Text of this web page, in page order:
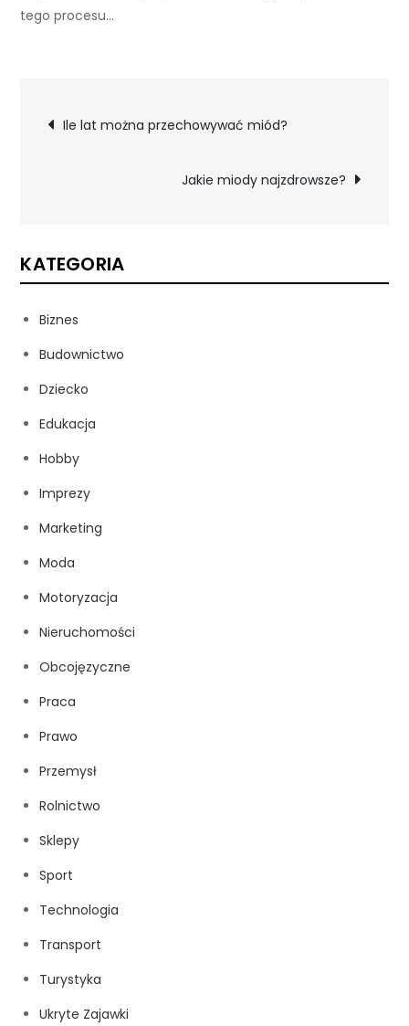
tego procesu…
Nawigacja
Ile lat można przechowywać miód?
Jakie miody najzdrowsze?
KATEGORIA
Biznes
Budownictwo
Dziecko
Edukacja
Hobby
Imprezy
Marketing
Moda
Motoryzacja
Nieruchomości
Obcojęzyczne
Praca
Prawo
Przemysł
Rolnictwo
Sklepy
Sport
Technologia
Transport
Turystyka
Ukryte Zajawki